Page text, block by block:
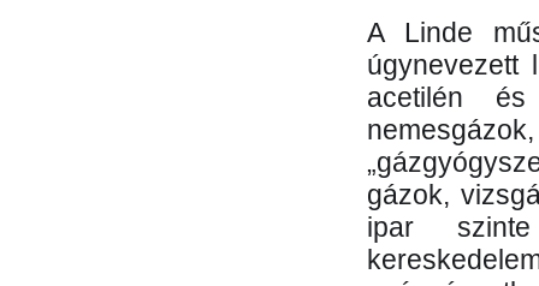
A Linde
úgynevezett
acetilén és
gázok,
ipar